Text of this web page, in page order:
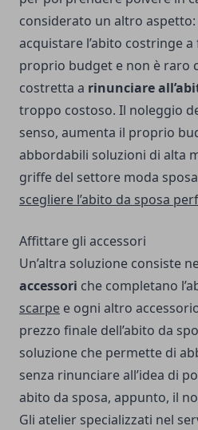
considerato un altro
acquistare l’abito costringe
proprio budget e non è raro
costretta a rinunciare
troppo costoso. Il noleggio
senso, aumenta il proprio
abbordabili soluzioni di alta
griffe del settore moda sposa.
scegliere l’abito da sposa
Affittare gli accessori
Un’altra soluzione consiste
accessori che completano
scarpe e ogni altro
prezzo finale dell’abito da
soluzione che permette di
senza rinunciare all’idea di
abito da sposa, appunto, il
Gli atelier specializzati nel